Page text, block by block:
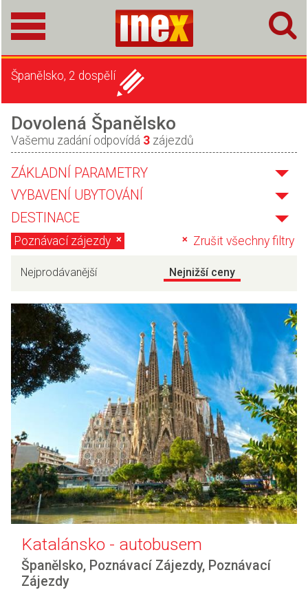
Španělsko, 2 dospělí
Dovolená Španělsko
Vašemu zadání odpovídá 3 zájezdů
ZÁKLADNÍ PARAMETRY
VYBAVENÍ UBYTOVÁNÍ
DESTINACE
Zrušit všechny filtry
Poznávací zájezdy
Nejprodávanější Nejnižší ceny
Katalánsko - autobusem
Španělsko, Poznávací Zájezdy, Poznávací
Zájezdy